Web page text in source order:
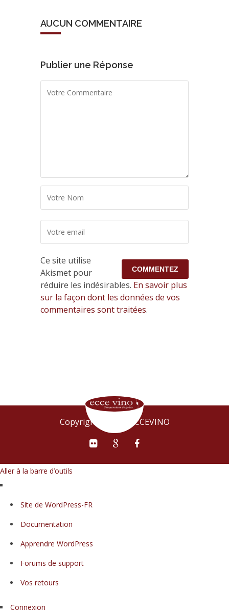
AUCUN COMMENTAIRE
Publier une Réponse
Ce site utilise
Akismet pour
réduire les indésirables. En savoir plus
sur la façon dont les données de vos
commentaires sont traitées.
Copyright © 2015 ECCEVINO
Aller à la barre d’outils
WordPress
Site de WordPress-FR
Documentation
Apprendre WordPress
Forums de support
Vos retours
Connexion